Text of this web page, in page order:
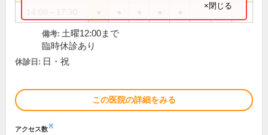
×閉じる
備考: 土曜12:00まで
臨時休診あり
休診日: 日・祝
この医院の詳細をみる
アクセス数※